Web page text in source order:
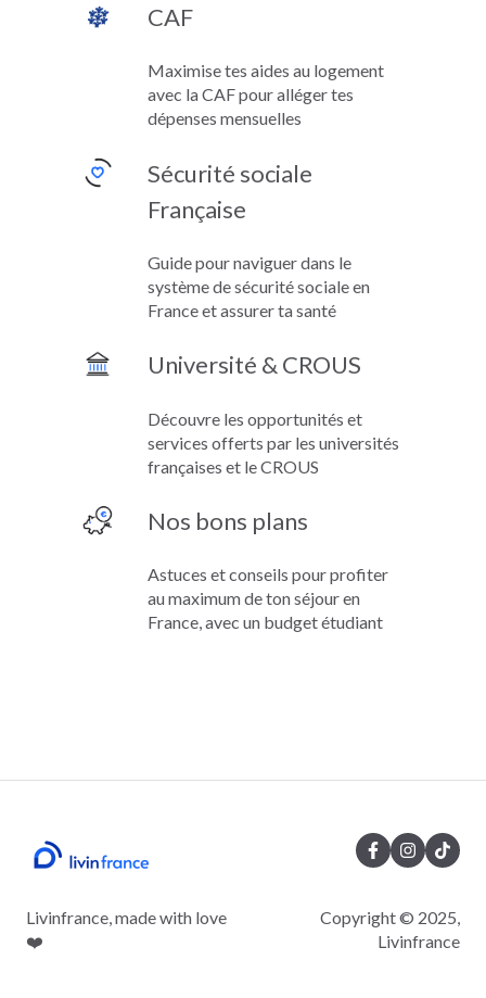
CAF
Maximise tes aides au logement
avec la CAF pour alléger tes
dépenses mensuelles
Sécurité sociale
Française
Guide pour naviguer dans le
système de sécurité sociale en
France et assurer ta santé
Université & CROUS
Découvre les opportunités et
services offerts par les universités
françaises et le CROUS
Nos bons plans
Astuces et conseils pour profiter
au maximum de ton séjour en
France, avec un budget étudiant
Livinfrance, made with love
❤️
Copyright © 2025,
Livinfrance